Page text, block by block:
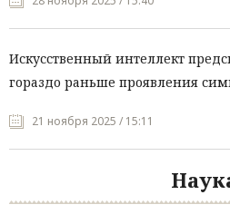
Искусственный интеллект
гораздо раньше проявления
21 ноября 2025 / 15:11